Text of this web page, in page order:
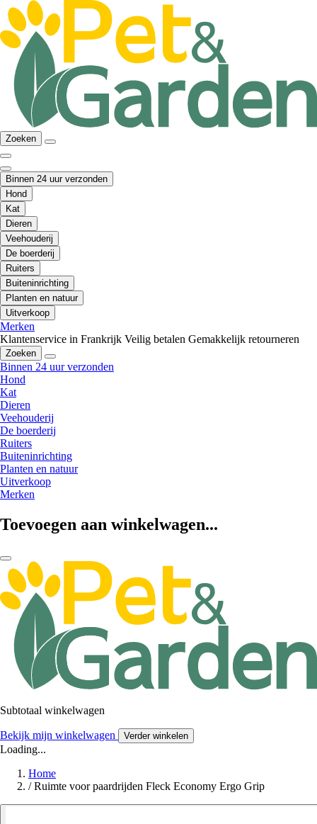
Zoeken
Binnen 24 uur verzonden
Hond
Kat
Dieren
Veehouderij
De boerderij
Ruiters
Buiteninrichting
Planten en natuur
Uitverkoop
Merken
Klantenservice in Frankrijk Veilig betalen Gemakkelijk retourneren
Zoeken
Binnen 24 uur verzonden
Hond
Kat
Dieren
Veehouderij
De boerderij
Ruiters
Buiteninrichting
Planten en natuur
Uitverkoop
Merken
Toevoegen aan winkelwagen...
Subtotaal winkelwagen
Bekijk mijn winkelwagen Verder winkelen
Loading...
Home
/ Ruimte voor paardrijden Fleck Economy Ergo Grip